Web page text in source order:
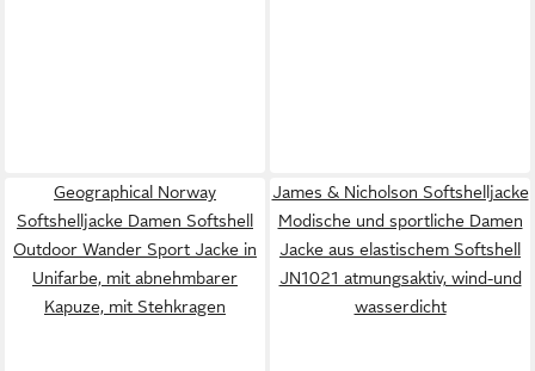
Geographical Norway
Softshelljacke Damen Softshell
Outdoor Wander Sport Jacke in
Unifarbe, mit abnehmbarer
Kapuze, mit Stehkragen
James & Nicholson Softshelljacke
Modische und sportliche Damen
Jacke aus elastischem Softshell
JN1021 atmungsaktiv, wind-und
wasserdicht